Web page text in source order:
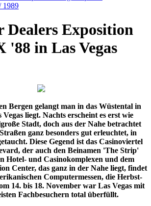
1989
Dealers Exposition
'88 in Las Vegas
Bergen gelangt man in das Wüstental in
liegt. Nachts erscheint es erst wie
Stadt, doch aus der Nahe betrachtet
ganz besonders gut erleuchtet, in
Diese Gegend ist das Casinoviertel
der auch den Beinamen 'The Strip'
Hotel- und Casinokomplexen und dem
Center, das ganz in der Nahe liegt, findet
Computermessen, die Herbst-
14. bis 18. November war Las Vegas mit
Fachbesuchern total überfüllt.